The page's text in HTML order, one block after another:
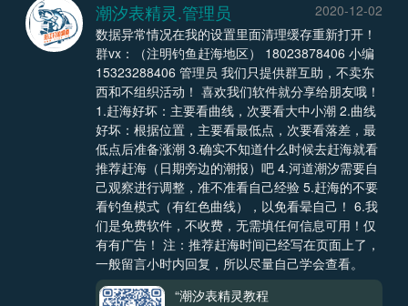
潮汐表精灵.管理员
2020-12-02
数据异常情况在我的设置里面清理缓存重新打开！
群vx：（注明钓鱼赶海地区） 18023878406 小编
15323288406 管理员 我们只提供群互助，不卖东
西和不组织活动！ 喜欢我们软件就分享给朋友哦！
1.赶海好坏：主要看曲线，次要看大中小潮 2.曲线
好坏：根据位置，主要看最低点，次要看落差，最
低点后准备涨潮 3.确实不知道什么时候去赶海就看
推荐赶海（日期旁边的潮报）吧 4.河道潮汐需要自
己观察进行调整，准不准看自己经验 5.赶海的不要
看钓鱼模式（有红色曲线），以免看晕自己！ 6.我
们是免费软件，不收费，无需填任何信息可用！仅
有有广告！ 注：推荐赶海时间已经写在页面上了，
一般留言小时内回复，所以尽量自己学会查看。
“潮汐表精灵教程